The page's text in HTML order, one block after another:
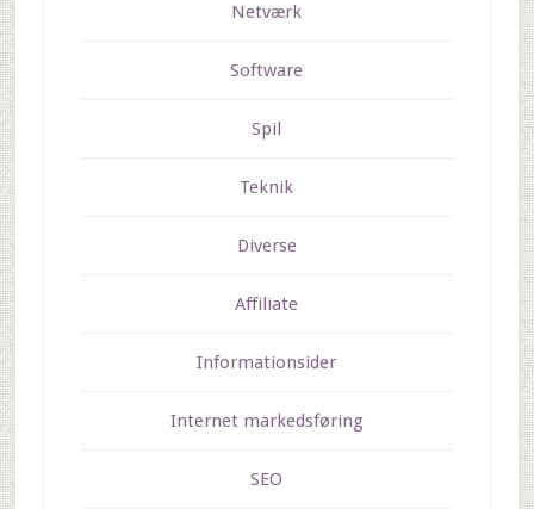
Netværk
Software
Spil
Teknik
Diverse
Affiliate
Informationsider
Internet markedsføring
SEO